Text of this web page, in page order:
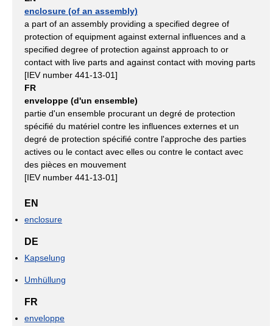
enclosure (of an assembly)
a part of an assembly providing a specified degree of
protection of equipment against external influences and a
specified degree of protection against approach to or
contact with live parts and against contact with moving parts
[IEV number 441-13-01]
FR
enveloppe (d'un ensemble)
partie d'un ensemble procurant un degré de protection
spécifié du matériel contre les influences externes et un
degré de protection spécifié contre l'approche des parties
actives ou le contact avec elles ou contre le contact avec
des pièces en mouvement
[IEV number 441-13-01]
EN
enclosure
DE
Kapselung
Umhüllung
FR
enveloppe